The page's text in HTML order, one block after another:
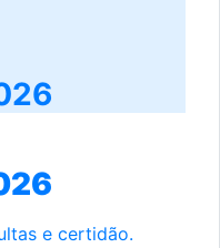
e certidão.